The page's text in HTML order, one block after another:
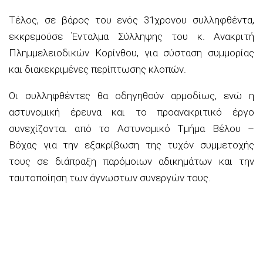
Τέλος, σε βάρος του ενός 31χρονου συλληφθέντα,
εκκρεμούσε Ένταλμα Σύλληψης του κ. Ανακριτή
Πλημμελειοδικών Κορίνθου, για σύσταση συμμορίας
και διακεκριμένες περίπτωσης κλοπών.
Οι συλληφθέντες θα οδηγηθούν αρμοδίως, ενώ η
αστυνομική έρευνα και το προανακριτικό έργο
συνεχίζονται από το Αστυνομικό Τμήμα Βέλου –
Βόχας για την εξακρίβωση της τυχόν συμμετοχής
τους σε διάπραξη παρόμοιων αδικημάτων και την
ταυτοποίηση των άγνωστων συνεργών τους.